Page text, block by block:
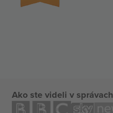
Ako ste videli v správach